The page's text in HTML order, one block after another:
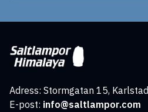
Adress: Stormgatan 15, Karlstad
E-post: info@saltlampor.com